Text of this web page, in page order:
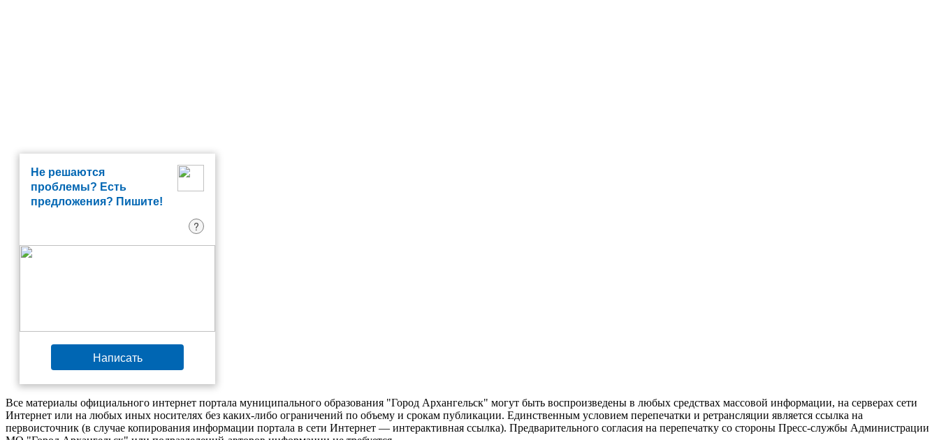
Не решаются
проблемы? Есть
предложения? Пишите!
?
Написать
Все материалы официального интернет портала муниципального образования "Город Архангельск" могут быть воспроизведены в любых средствах массовой информации, на серверах сети
Интернет или на любых иных носителях без каких-либо ограничений по объему и срокам публикации. Единственным условием перепечатки и ретрансляции является ссылка на
первоисточник (в случае копирования информации портала в сети Интернет — интерактивная ссылка). Предварительного согласия на перепечатку со стороны Пресс-службы Администрации